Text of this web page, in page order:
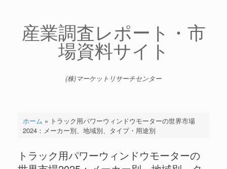
産業調査レポート・市
場資料サイト
(株)マーケットリサーチセンター
ホーム » トラック用パワーウィンドウモーターの世界市場
2024：メーカー別、地域別、タイプ・用途別
トラック用パワーウィンドウモーターの